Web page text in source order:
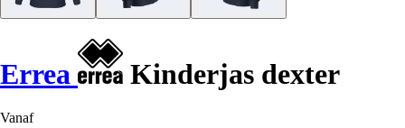
Errea Kinderjas dexter
Vanaf